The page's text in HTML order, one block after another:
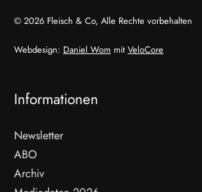
© 2026 Fleisch & Co, Alle Rechte vorbehalten
Webdesign: Daniel Wom mit VeloCore
Informationen
Newsletter
ABO
Archiv